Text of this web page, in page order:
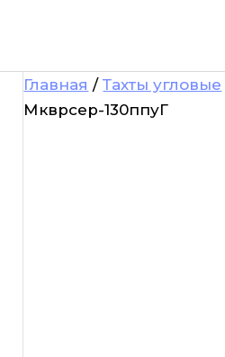
Главная /Тахты угловые
Мкврсер-130ппуГ